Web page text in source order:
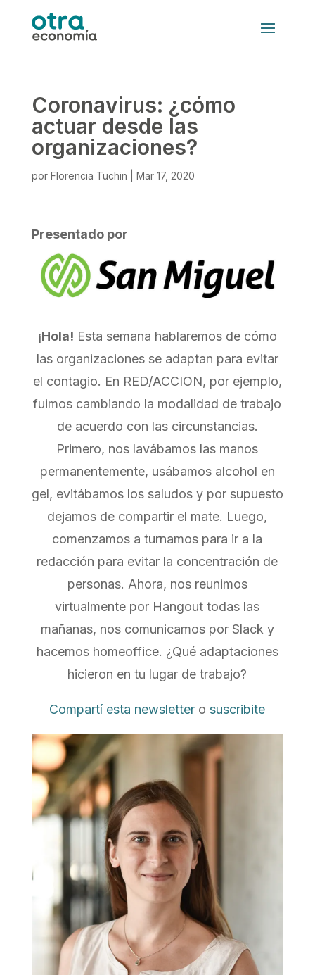
Coronavirus: ¿cómo
actuar desde las
organizaciones?
por Florencia Tuchin Mar 17, 2020
Presentado por
¡Hola! Esta semana hablaremos de cómo
las organizaciones se adaptan para evitar
el contagio. En RED/ACCION, por ejemplo,
fuimos cambiando la modalidad de trabajo
de acuerdo con las circunstancias.
Primero, nos lavábamos las manos
permanentemente, usábamos alcohol en
gel, evitábamos los saludos y por supuesto
dejamos de compartir el mate. Luego,
comenzamos a turnamos para ir a la
redacción para evitar la concentración de
personas. Ahora, nos reunimos
virtualmente por Hangout todas las
mañanas, nos comunicamos por Slack y
hacemos homeoffice. ¿Qué adaptaciones
hicieron en tu lugar de trabajo?
Compartí esta newsletter osuscribite